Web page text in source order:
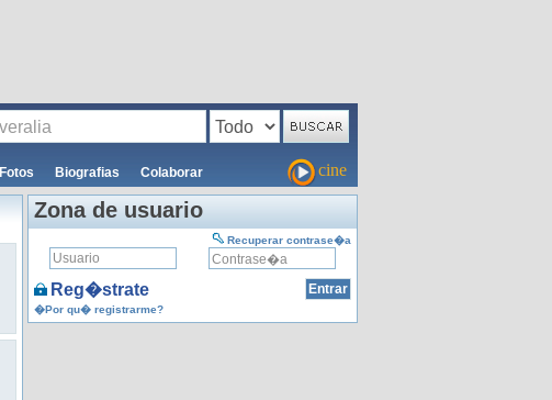
Fotos Biografias Colaborar cine
Zona de usuario
Recuperar contrase�a
Reg�strate
�Por qu� registrarme?